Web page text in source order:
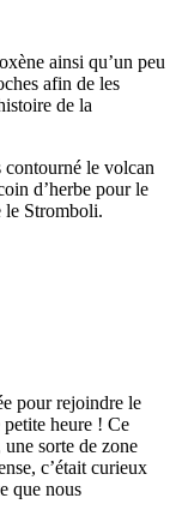
ainsi qu’un peu
afin de les
de la
contourné le volcan
d’herbe pour le
le Stromboli.
pour rejoindre le
heure ! Ce
sorte de zone
c’était curieux
que nous